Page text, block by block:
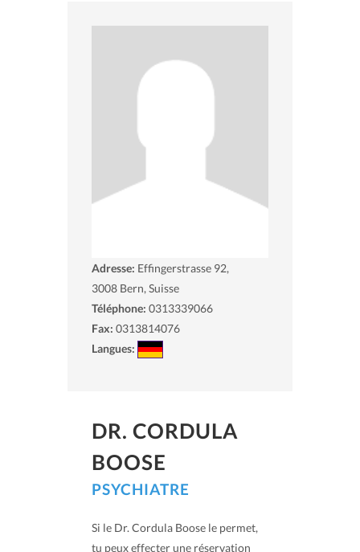
Adresse: Effingerstrasse 92,
3008 Bern, Suisse
Téléphone: 0313339066
Fax: 0313814076
Langues:
DR. CORDULA
BOOSE
PSYCHIATRE
Si le Dr. Cordula Boose le permet,
tu peux effecter une réservation